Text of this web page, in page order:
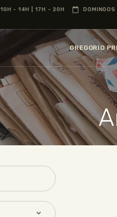
10H - 14H | 17H - 20H
GREGORIO